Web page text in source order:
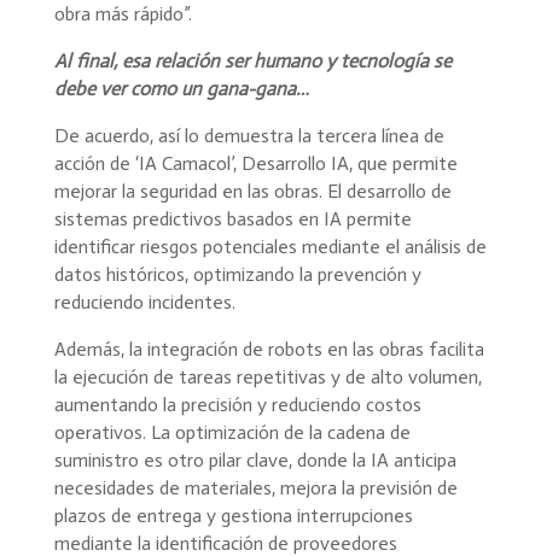
obra más rápido”.
Al final, esa relación ser humano y tecnología se
debe ver como un gana-gana…
De acuerdo, así lo demuestra la tercera línea de
acción de ‘IA Camacol’, Desarrollo IA, que permite
mejorar la seguridad en las obras. El desarrollo de
sistemas predictivos basados en IA permite
identificar riesgos potenciales mediante el análisis de
datos históricos, optimizando la prevención y
reduciendo incidentes.
Además, la integración de robots en las obras facilita
la ejecución de tareas repetitivas y de alto volumen,
aumentando la precisión y reduciendo costos
operativos. La optimización de la cadena de
suministro es otro pilar clave, donde la IA anticipa
necesidades de materiales, mejora la previsión de
plazos de entrega y gestiona interrupciones
mediante la identificación de proveedores